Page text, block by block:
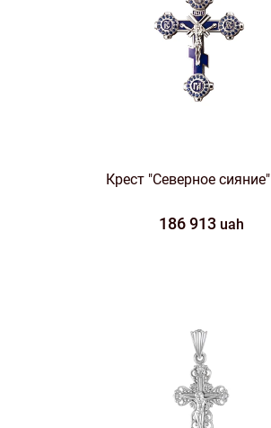
Крест "Северное сияние"
186 913 uah